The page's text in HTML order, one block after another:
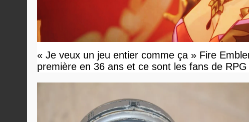
« Je veux un jeu entier comme ça » Fire
première en 36 ans et ce sont les fans de